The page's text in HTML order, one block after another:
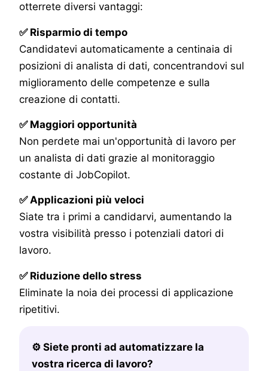
otterrete diversi vantaggi:
✅ Risparmio di tempo
Candidatevi automaticamente a centinaia di
posizioni di analista di dati, concentrandovi sul
miglioramento delle competenze e sulla
creazione di contatti.
✅ Maggiori opportunità
Non perdete mai un'opportunità di lavoro per
un analista di dati grazie al monitoraggio
costante di JobCopilot.
✅ Applicazioni più veloci
Siate tra i primi a candidarvi, aumentando la
vostra visibilità presso i potenziali datori di
lavoro.
✅ Riduzione dello stress
Eliminate la noia dei processi di applicazione
ripetitivi.
⚙️ Siete pronti ad automatizzare la
vostra ricerca di lavoro?